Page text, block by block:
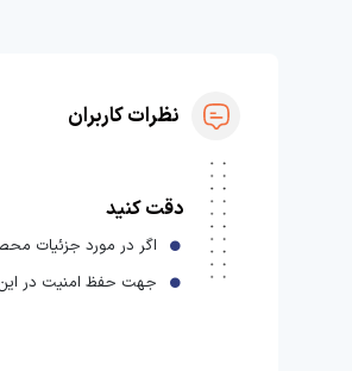
نظرات کاربران
دقت کنید
اگر در مورد جزئیات
جهت حفظ امنیت در